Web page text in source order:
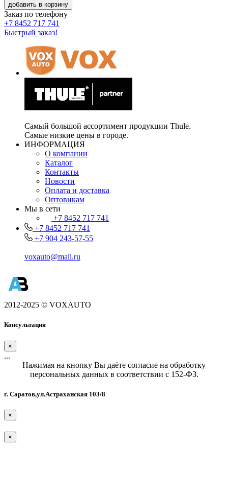
добавить в корзину
Заказ по телефону
+7 8452 717 741
Быстрый заказ!
Самый большой ассортимент продукции Thule.
Самые низкие цены в городе.
ИНФОРМАЦИЯ
О компании
Каталог
Контакты
Новости
Оплата и доставка
Оптовикам
Мы в сети
+7 8452 717 741
+7 8452 717 741
+7 904 243-57-55
voxauto@mail.ru
2012-2025 © VOXAUTO
Консультация
×
...
Нажимая на кнопку Вы даёте согласие на обработку
персональных данных в соответствии с 152-ФЗ.
г. Саратов,ул.Астраханская 103/8
×
×